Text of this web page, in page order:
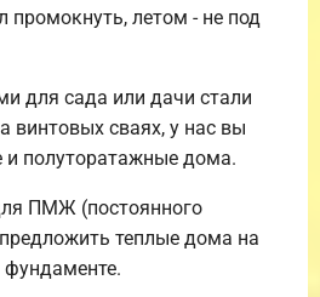
промокнуть, летом - не под
для сада или дачи стали
сваях, у нас вы
и полуторатажные дома.
ПМЖ (постоянного
теплые дома на